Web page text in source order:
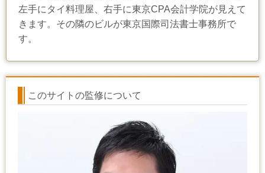
左手にタイ料理屋、右手に東京CPA会計学院が見えて
きます。その隣のビルが東京国際司法書士事務所で
す。
このサイトの監修について